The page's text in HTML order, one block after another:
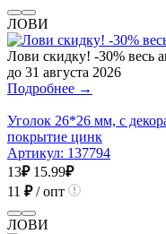
ЛОВИ
Лови скидку! -30% весь
до 31 августа 2026
Подробнее →
Уголок 26*26 мм, с
покрытие цинк
Артикул: 137794
13₽ 15.99₽
11 ₽/ опт
ЛОВИ